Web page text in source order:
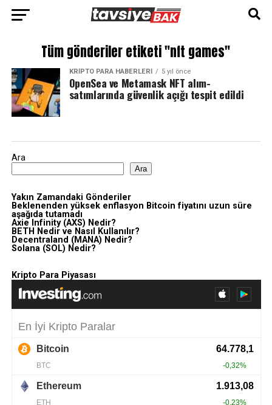
Tüm gönderiler etiketi "nft games"
KRIPTO PARA HABERLERI 5 yıl önce
OpenSea ve Metamask NFT alım-
satımlarında güvenlik açığı tespit edildi
Ara
Ara
Yakın Zamandaki Gönderiler
Beklenenden yüksek enflasyon Bitcoin fiyatını uzun süre
aşağıda tutamadı
Axie Infinity (AXS) Nedir?
BETH Nedir ve Nasıl Kullanılır?
Decentraland (MANA) Nedir?
Solana (SOL) Nedir?
Kripto Para Piyasası